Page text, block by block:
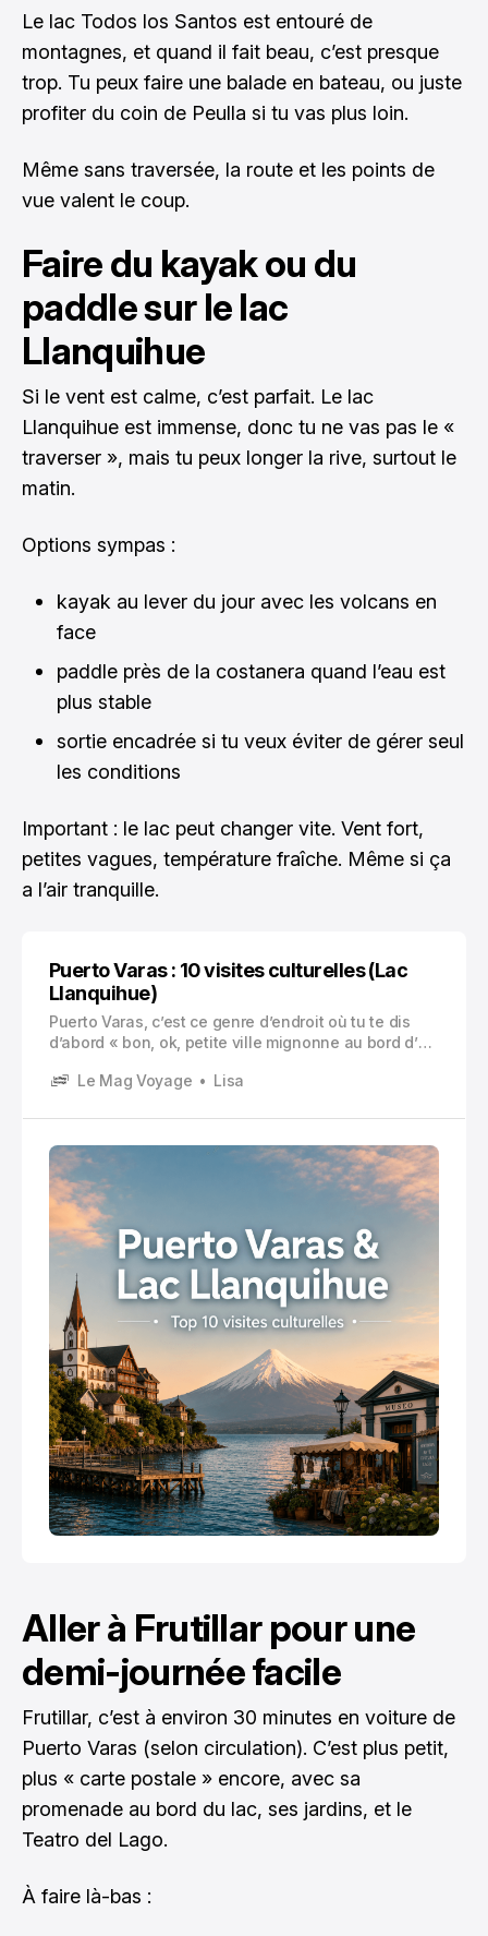
Le lac Todos los Santos est entouré de
montagnes, et quand il fait beau, c’est presque
trop. Tu peux faire une balade en bateau, ou juste
profiter du coin de Peulla si tu vas plus loin.
Même sans traversée, la route et les points de
vue valent le coup.
Faire du kayak ou du
paddle sur le lac
Llanquihue
Si le vent est calme, c’est parfait. Le lac
Llanquihue est immense, donc tu ne vas pas le «
traverser », mais tu peux longer la rive, surtout le
matin.
Options sympas :
kayak au lever du jour avec les volcans en
face
paddle près de la costanera quand l’eau est
plus stable
sortie encadrée si tu veux éviter de gérer seul
les conditions
Important : le lac peut changer vite. Vent fort,
petites vagues, température fraîche. Même si ça
a l’air tranquille.
Puerto Varas : 10 visites culturelles (Lac
Llanquihue)
Puerto Varas, c’est ce genre d’endroit où tu te dis
d’abord « bon, ok, petite ville mignonne au bord d’un
Tu marches dix minutes, et tu tombes sur une église
Le Mag Voyage Lisa
Aller à Frutillar pour une
demi-journée facile
Frutillar, c’est à environ 30 minutes en voiture de
Puerto Varas (selon circulation). C’est plus petit,
plus « carte postale » encore, avec sa
promenade au bord du lac, ses jardins, et le
Teatro del Lago.
À faire là-bas :